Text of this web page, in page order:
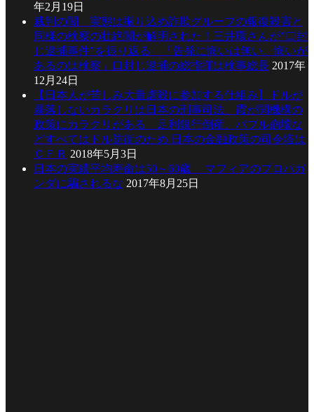
年2月19日
裁判の闇 実態は振り込め詐欺グループの報復殺害と
同様の検察の壮絶闇が解明された！三井環さんが”口封
じ逮捕事件”を振り返る 「告発に悔いは無い。悔いが
あるのは検察」口封じ逮捕の総指揮は検事総長 2017年
12月24日
【日本人が苦しみ大量虐殺に参加する仕組み】ドルが
暴落しないカラクリは日本の刑事司法、霞が関機構の
政策にカラクリがある 足利銀行倒産、バブル崩壊な
どすべてはドル防衛のため 日本の金融政策の司令塔は
ＣＦＲ 2018年5月3日
日本の実績平均寿命は50～60歳 マフィアのプロパガ
ンダに騙されるな 2017年8月25日